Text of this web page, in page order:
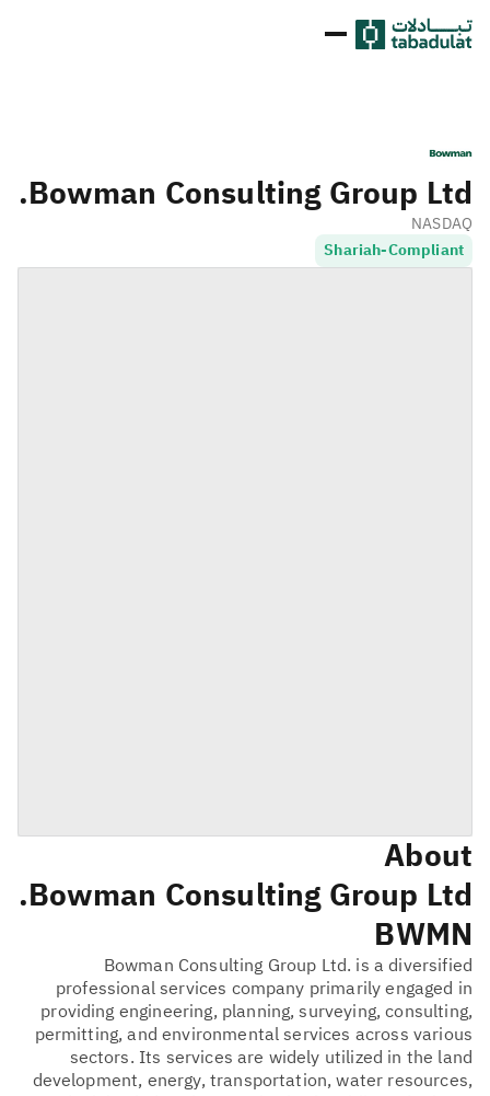
Bowman Consulting Group Ltd.
NASDAQ
Shariah-Compliant
About
Bowman Consulting Group Ltd.
BWMN
Bowman Consulting Group Ltd. is a diversified
professional services company primarily engaged in
providing engineering, planning, surveying, consulting,
permitting, and environmental services across various
sectors. Its services are widely utilized in the land
development, energy, transportation, water resources,